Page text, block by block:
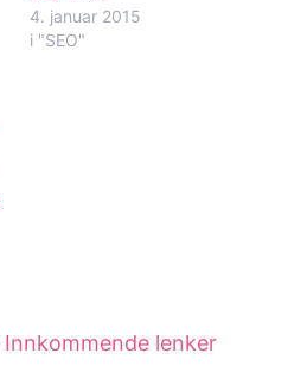
4. januar 2015
i "SEO"
Innkommende lenker